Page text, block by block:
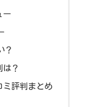
ー
？
？
ミ評判まとめ